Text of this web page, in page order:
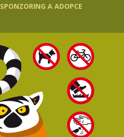
SPONZORING A ADOPCE